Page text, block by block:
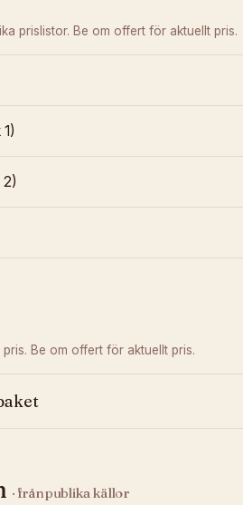
prislistor. Be om offert för aktuellt pris.
2)
Be om offert för aktuellt pris.
· från publika källor